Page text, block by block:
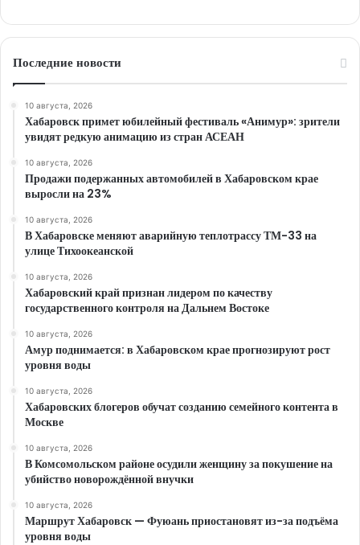
Последние новости
10 августа, 2026
Хабаровск примет юбилейный фестиваль «Анимур»: зрители
увидят редкую анимацию из стран АСЕАН
10 августа, 2026
Продажи подержанных автомобилей в Хабаровском крае
выросли на 23%
10 августа, 2026
В Хабаровске меняют аварийную теплотрассу ТМ-33 на
улице Тихоокеанской
10 августа, 2026
Хабаровский край признан лидером по качеству
государственного контроля на Дальнем Востоке
10 августа, 2026
Амур поднимается: в Хабаровском крае прогнозируют рост
уровня воды
10 августа, 2026
Хабаровских блогеров обучат созданию семейного контента в
Москве
10 августа, 2026
В Комсомольском районе осудили женщину за покушение на
убийство новорождённой внучки
10 августа, 2026
Маршрут Хабаровск — Фуюань приостановят из-за подъёма
уровня воды